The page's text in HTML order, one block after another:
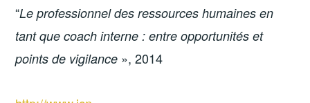
“Le professionnel des ressources humaines en
tant que coach interne : entre opportunités et
points de vigilance », 2014